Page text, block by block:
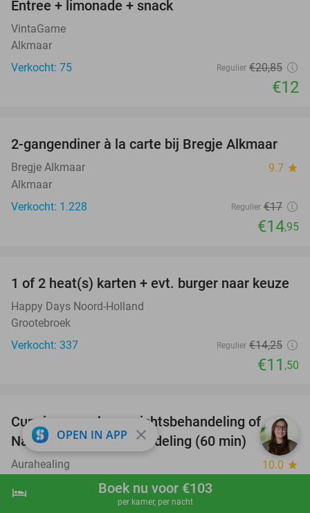
shopping_cart Boek nu
hotel Boek nu voor €103
per kamer, per nacht
Entree + limonade + snack
VintaGame
Alkmaar
Verkocht: 75
Regulier €20,85
€12
12%
2-gangendiner à la carte bij Bregje Alkmaar
Bregje Alkmaar 9.7 star
Alkmaar
Verkocht: 1.228
Regulier €17
€14,95
19%
1 of 2 heat(s) karten + evt. burger naar keuze
Happy Days Noord-Holland
Grootebroek
Verkocht: 337
Regulier €14,25
€11 ,50
68%
Cupping, guasha-gezichtsbehandeling of
Naturys-gezichtsbehandeling (60 min)
Aurahealing 10.0 star
OPEN IN APP close